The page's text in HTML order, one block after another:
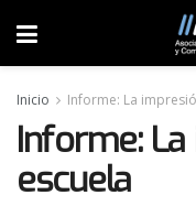
Inicio Informe: La
Informe:
escuela